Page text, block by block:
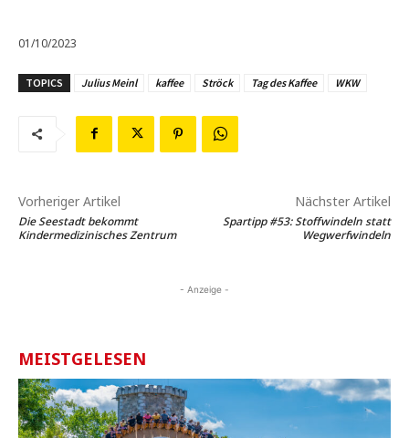
01/10/2023
TOPICS Julius Meinl kaffee Ströck Tag des Kaffee WKW
Vorheriger Artikel
Die Seestadt bekommt
Kindermedizinisches Zentrum
Nächster Artikel
Spartipp #53: Stoffwindeln statt
Wegwerfwindeln
- Anzeige -
MEISTGELESEN